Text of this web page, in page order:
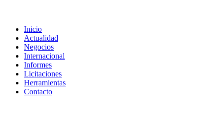
Inicio
Actualidad
Negocios
Internacional
Informes
Licitaciones
Herramientas
Contacto